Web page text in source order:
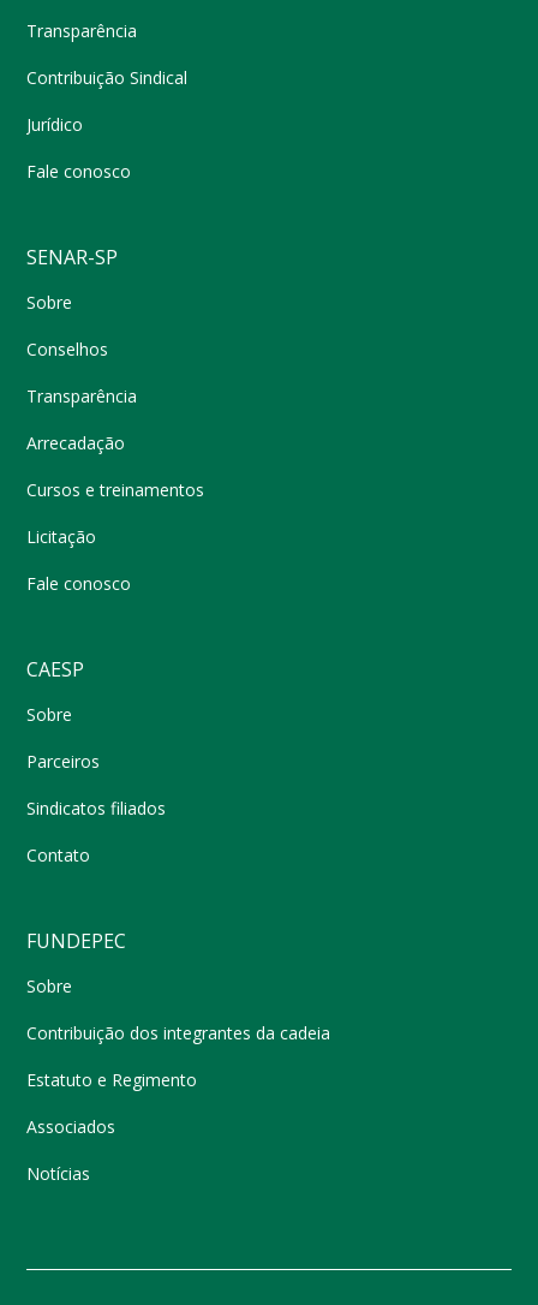
Transparência
Contribuição Sindical
Jurídico
Fale conosco
SENAR-SP
Sobre
Conselhos
Transparência
Arrecadação
Cursos e treinamentos
Licitação
Fale conosco
CAESP
Sobre
Parceiros
Sindicatos filiados
Contato
FUNDEPEC
Sobre
Contribuição dos integrantes da cadeia
Estatuto e Regimento
Associados
Notícias